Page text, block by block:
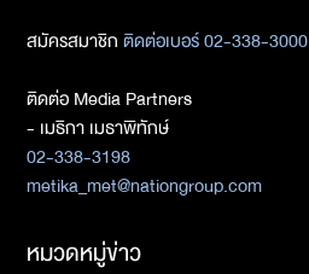
สมัครสมาชิกติดต่อเบอร์ 02-338-3000
ติดต่อ Media Partners
- เมธิกา เมธาพิทักษ์
02-338-3198
metika_met@nationgroup.com
หมวดหมู่ข่าว